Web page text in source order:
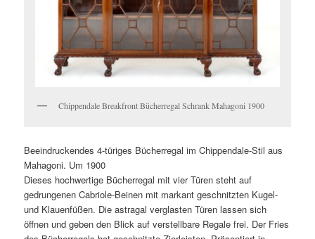
Chippendale Breakfront Bücherregal Schrank Mahagoni 1900
Beeindruckendes 4-türiges Bücherregal im Chippendale-Stil aus
Mahagoni. Um 1900
Dieses hochwertige Bücherregal mit vier Türen steht auf
gedrungenen Cabriole-Beinen mit markant geschnitzten Kugel-
und Klauenfüßen. Die astragal verglasten Türen lassen sich
öffnen und geben den Blick auf verstellbare Regale frei. Der Fries